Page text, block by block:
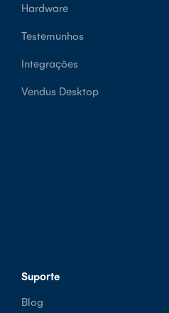
Hardware
Testemunhos
Integrações
Vendus Desktop
Suporte
Blog